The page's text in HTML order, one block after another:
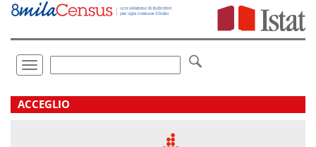
Vai
direttamente
Toggle
navigation
.
ACCEGLIO